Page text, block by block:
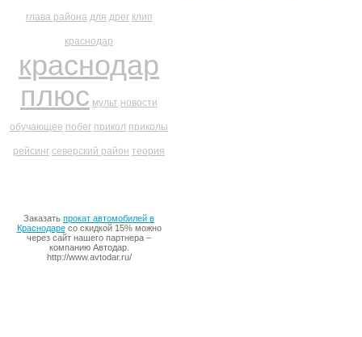
глава района для дрег клип
краснодар
краснодар
плюс мульт новости
обучающее побег прикол приколы
рейсинг северский район теория
Заказать прокат автомобилей в
Краснодаресо скидкой 15% можно
через сайт нашего партнера –
компанию Автодар.
http://www.avtodar.ru/